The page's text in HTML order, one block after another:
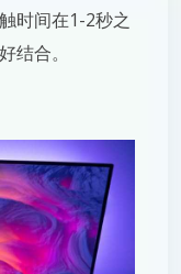
时间在1-2秒之
结合。